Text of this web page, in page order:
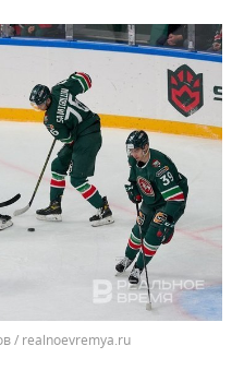
/ realnoevremya.ru